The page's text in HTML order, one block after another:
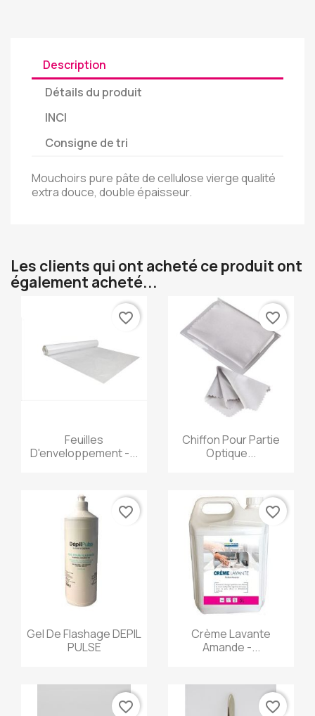
Description
Détails du produit
INCI
Consigne de tri
Mouchoirs pure pâte de cellulose vierge qualité
extra douce, double épaisseur.
Les clients qui ont acheté ce produit ont
également acheté...
Aperçu rapide
Feuilles
D'enveloppement -...
favorite_border
Aperçu rapide
Chiffon Pour Partie
Optique...
favorite_border
Aperçu rapide
Gel De Flashage DEPIL
PULSE
favorite_border
Aperçu rapide
Crème Lavante
Amande -...
favorite_border
favorite_border favorite_border